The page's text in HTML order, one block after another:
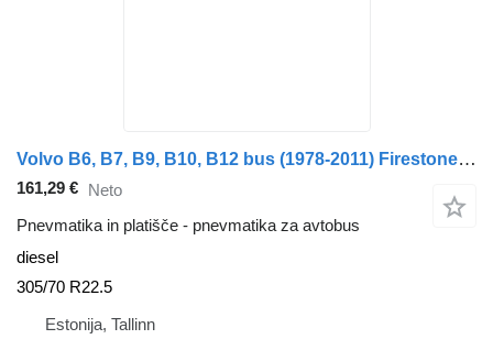
Volvo B6, B7, B9, B10, B12 bus (1978-2011) Firestone B9 (01.02-)
161,29 € Neto
Pnevmatika in platišče - pnevmatika za avtobus
diesel
305/70 R22.5
Estonija, Tallinn